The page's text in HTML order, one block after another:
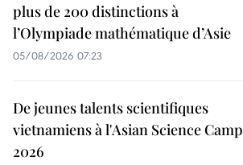
plus de 200 distinctions à
l’Olympiade mathématique d’Asie
05/08/2026 07:23
De jeunes talents scientifiques
vietnamiens à l'Asian Science Camp
2026